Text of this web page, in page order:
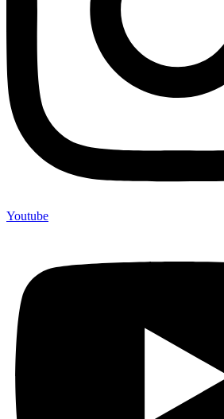
Youtube